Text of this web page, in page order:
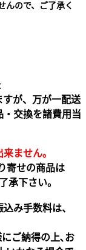
んので、ご了承く
すが、万が一配送
・交換を諸費用当
ません｡
寄せの商品は
承下さい。
み手数料は、
ご納得の上､お